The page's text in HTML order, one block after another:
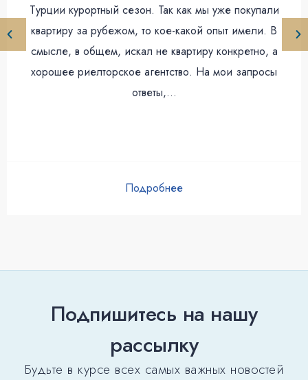
Турции курортный сезон. Так как мы уже покупали
квартиру за рубежом, то кое-какой опыт имели. В
смысле, в общем, искал не квартиру конкретно, а
хорошее риелторское агентство. На мои запросы
ответы,…
Подробнее
Подпишитесь на нашу
рассылку
Будьте в курсе всех самых важных новостей